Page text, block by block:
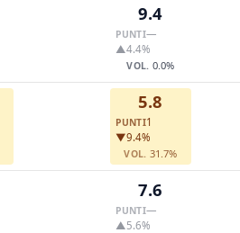
9.4
PUNTI—
▲4.4%
VOL. 0.0%
5.8
PUNTI1
▼9.4%
VOL. 31.7%
7.6
PUNTI—
▲5.6%